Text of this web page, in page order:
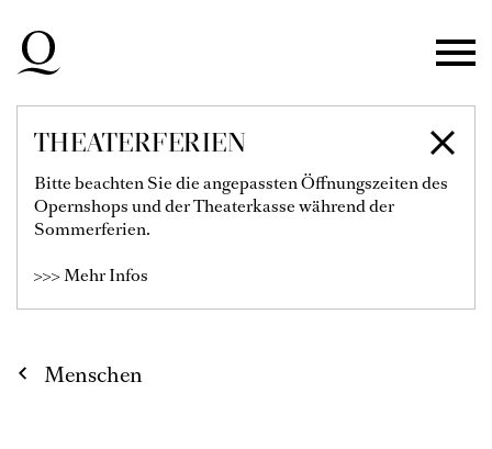
Zur Hauptnavigation springen
Zum Hauptinhalt springen
Zum Footer springen
THEATERFERIEN
Bitte beachten Sie die angepassten Öffnungszeiten des
Opernshops und der Theaterkasse während der
Sommerferien.
>>> Mehr Infos
THOMAS
TARNOGORSKI
Menschen